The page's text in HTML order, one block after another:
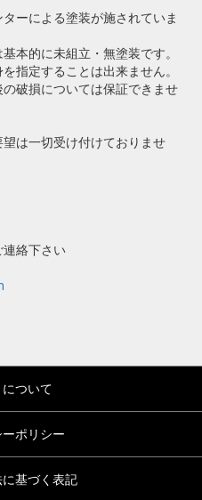
ーによる塗装が施されていま
本的に未組立・無塗装です。
指定することは出来ません。
破損については保証できませ
は一切受け付けておりませ
連絡下さい
ついて
ポリシー
基づく表記